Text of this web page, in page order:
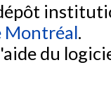
Montréal.
du